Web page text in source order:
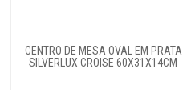
CENTRO DE MESA OVAL EM PRATA
SILVERLUX CROISE 60X31X14CM